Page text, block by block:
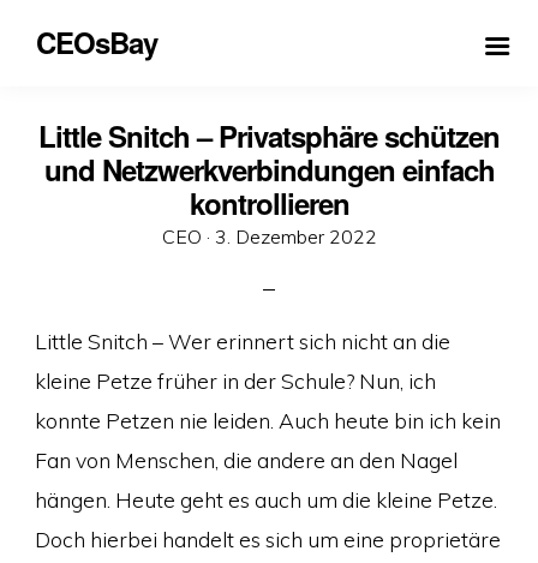
CEOsBay
Little Snitch – Privatsphäre schützen
und Netzwerkverbindungen einfach
kontrollieren
CEO · Veröffentlicht
3. Dezember 2022
Little Snitch – Wer erinnert sich nicht an die
kleine Petze früher in der Schule? Nun, ich
konnte Petzen nie leiden. Auch heute bin ich kein
Fan von Menschen, die andere an den Nagel
hängen. Heute geht es auch um die kleine Petze.
Doch hierbei handelt es sich um eine proprietäre